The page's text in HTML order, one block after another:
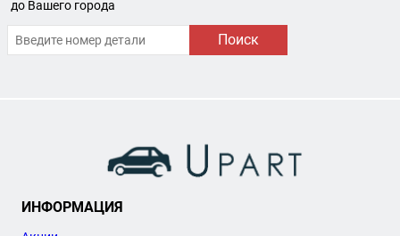
до Вашего города
Поиск
ИНФОРМАЦИЯ